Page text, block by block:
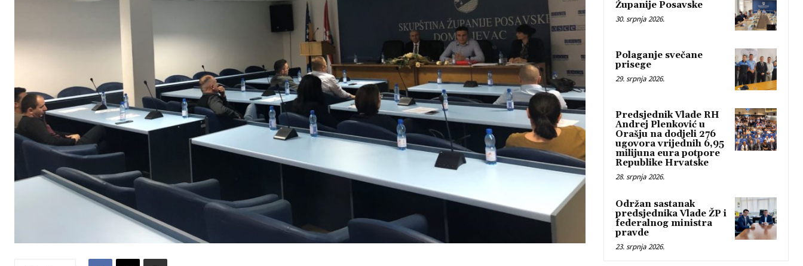
Županije Posavske
30. srpnja 2026.
Polaganje svečane
prisege
29. srpnja 2026.
Predsjednik Vlade RH
Andrej Plenković u
Orašju na dodjeli 276
ugovora vrijednih 6,95
milijuna eura potpore
Republike Hrvatske
28. srpnja 2026.
Održan sastanak
predsjednika Vlade ŽP i
federalnog ministra
pravde
23. srpnja 2026.